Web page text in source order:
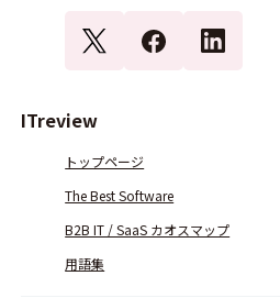
ITreview
トップページ
The Best Software
B2B IT / SaaS カオスマップ
用語集